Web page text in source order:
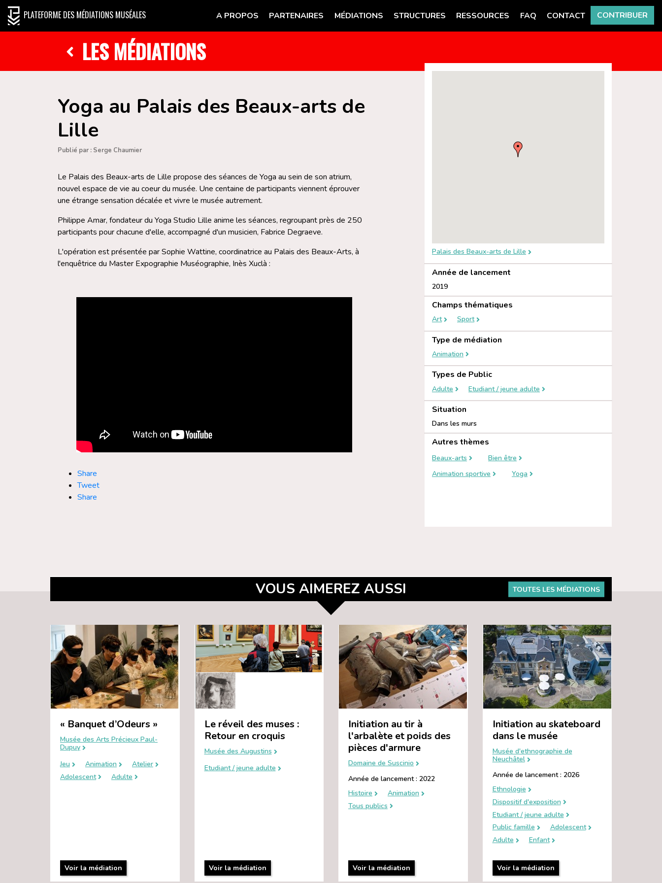
PLATEFORME DES MÉDIATIONS MUSÉALES A PROPOS PARTENAIRES MÉDIATIONS STRUCTURES RESSOURCES FAQ CONTACT CONTRIBUER
LES MÉDIATIONS
Yoga au Palais des Beaux-arts de
Lille
Publié par : Serge Chaumier
Le Palais des Beaux-arts de Lille propose des séances de Yoga au sein de son atrium,
nouvel espace de vie au coeur du musée. Une centaine de participants viennent éprouver
une étrange sensation décalée et vivre le musée autrement.
Philippe Amar, fondateur du Yoga Studio Lille anime les séances, regroupant près de 250
participants pour chacune d'elle, accompagné d'un musicien, Fabrice Degraeve.
L'opération est présentée par Sophie Wattine, coordinatrice au Palais des Beaux-Arts, à
l'enquêtrice du Master Expographie Muséographie, Inès Xuclà :
Share
Tweet
Share
Palais des Beaux-arts de Lille
Année de lancement
2019
Champs thématiques
Art Sport
Type de médiation
Animation
Types de Public
Adulte Etudiant / jeune adulte
Situation
Dans les murs
Autres thèmes
Beaux-arts
Bien être
Animation sportive
Yoga
VOUS AIMEREZ AUSSI TOUTES LES MÉDIATIONS
« Banquet d’Odeurs »
Musée des Arts Précieux Paul-
Dupuy
Jeu
Animation
Atelier
Adolescent
Adulte
Voir la médiation
Le réveil des muses :
Retour en croquis
Musée des Augustins
Etudiant / jeune adulte
Voir la médiation
Initiation au tir à
l'arbalète et poids des
pièces d'armure
Domaine de Suscinio
Année de lancement : 2022
Histoire
Animation
Tous publics
Voir la médiation
Initiation au skateboard
dans le musée
Musée d'ethnographie de
Neuchâtel
Année de lancement : 2026
Ethnologie
Dispositif d'exposition
Etudiant / jeune adulte
Public famille
Adolescent
Adulte
Enfant
Voir la médiation